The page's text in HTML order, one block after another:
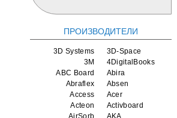
ПРОИЗВОДИТЕЛИ
3D Systems
3D-Space
3M
4DigitalBooks
ABC Board
Abira
Abraflex
Absen
Access
Acer
Acteon
Activboard
AirSorb
AKA